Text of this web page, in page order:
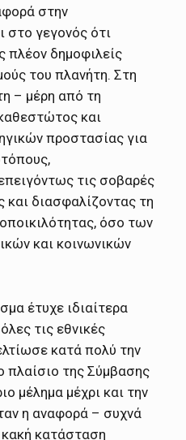
στην
στο γεγονός ότι
πλέον δημοφιλείς
του πλανήτη. Στη
– μέρη από τη
και
προστασίας για
τις σοβαρές
και διασφαλίζοντας τη
όσο των
και κοινωνικών
έτυχε ιδιαίτερα
τις εθνικές
κατά πολύ την
πλαίσιο της Σύμβασης
μέλημα μέχρι και την
η αναφορά – συχνά
κατάσταση